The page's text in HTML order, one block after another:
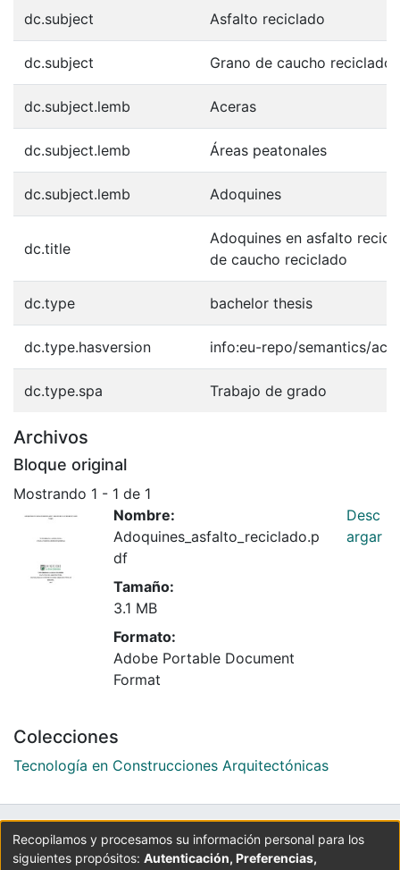
dc.subject Asfalto reciclado
dc.subject Grano de caucho reciclado
dc.subject.lemb Aceras
dc.subject.lemb Áreas peatonales
dc.subject.lemb Adoquines
dc.title
Adoquines en asfalto
de caucho reciclado
dc.type bachelor thesis
dc.type.hasversion info:eu-repo/semantics/
dc.type.spa Trabajo de grado
Archivos
Bloque original
Mostrando 1 - 1 de 1
Nombre:
Adoquines_asfalto_reciclado.p
df
Tamaño:
3.1 MB
Formato:
Adobe Portable Document
Format
Desc
argar
Colecciones
Tecnología en Construcciones Arquitectónicas
UNIVERSIDAD LA GRAN COLOMBIA
Cra 6 No. 12B - 40. PBX: 3276999
Recopilamos y procesamos su información personal para los
siguientes propósitos: Autenticación, Preferencias,